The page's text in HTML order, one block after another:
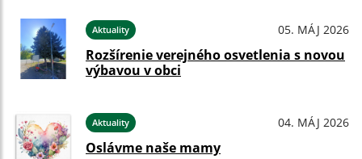
Aktuality 05. MÁJ 2026
Rozšírenie verejného osvetlenia s novou
výbavou v obci
Aktuality 04. MÁJ 2026
Oslávme naše mamy